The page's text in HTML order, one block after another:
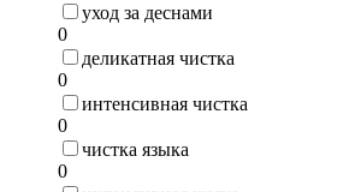
уход за деснами
0
деликатная чистка
0
интенсивная чистка
0
чистка языка
0